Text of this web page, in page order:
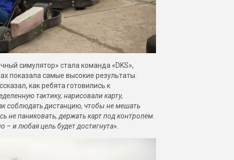
симулятор» стала команда «DKS»,
показала самые высокие результаты.
как ребята готовились к
тактику, нарисовали карту,
соблюдать дистанцию, чтобы не мешать
не паниковать, держать карт под контролем.
– и любая цель будет достигнута».